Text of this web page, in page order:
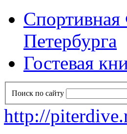
Петербурга
Гостевая
Поиск по сайту
http://